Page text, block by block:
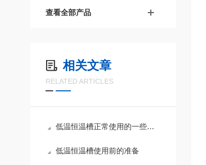
查看全部产品
相关文章
RELATED ARTICLES
低温恒温槽正常使用的一些特殊要求,不知道你有没有注意到
低温恒温槽使用前的准备